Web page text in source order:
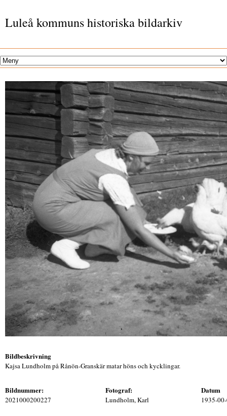
Luleå kommuns historiska bildarkiv
Bildbeskrivning
Kajsa Lundholm på Rånön-Granskär matar höns och kycklingar.
Bildnummer:
2021000200227
Fotograf:
Lundholm, Karl
Datum
1935-